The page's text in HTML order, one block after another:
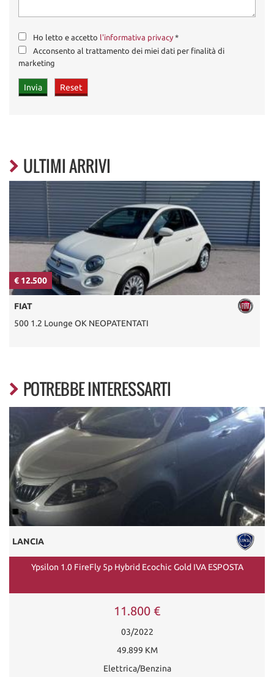
Ho letto e accetto l'informativa privacy *
Acconsento al trattamento dei miei dati per finalità di
marketing
ULTIMI ARRIVI
€ 12.500
FIAT
500 1.2 Lounge OK NEOPATENTATI
POTREBBE INTERESSARTI
LANCIA
Ypsilon 1.0 FireFly 5p Hybrid Ecochic Gold IVA ESPOSTA
11.800 €
03/2022
49.899 KM
Elettrica/Benzina